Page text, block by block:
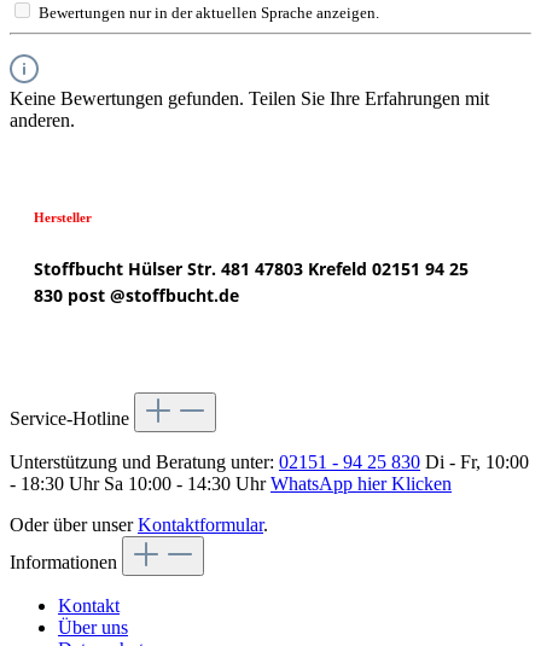
Bewertungen nur in der aktuellen Sprache anzeigen.
Keine Bewertungen gefunden. Teilen Sie Ihre Erfahrungen mit
anderen.
Hersteller
Stoffbucht Hülser Str. 481 47803 Krefeld 02151 94 25
830 post @stoffbucht.de
Service-Hotline
Unterstützung und Beratung unter: 02151 - 94 25 830 Di - Fr, 10:00
- 18:30 Uhr Sa 10:00 - 14:30 UhrWhatsApp hier Klicken
Oder über unserKontaktformular.
Informationen
Kontakt
Über uns